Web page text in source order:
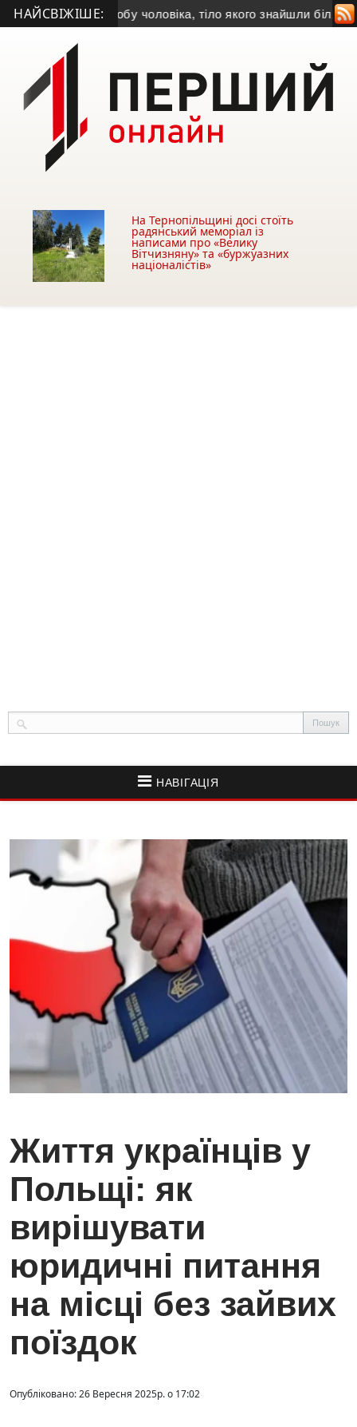
НАЙСВІЖІШЕ:особу чоловіка, тіло якого знайшли біля АЗС у
На Тернопільщині досі стоїть
радянський меморіал із
написами про «Велику
Вітчизняну» та «буржуазних
націоналістів»
НАВІГАЦІЯ
Життя українців у
Польщі: як
вирішувати
юридичні питання
на місці без зайвих
поїздок
Опубліковано: 26 Вересня 2025р. о 17:02